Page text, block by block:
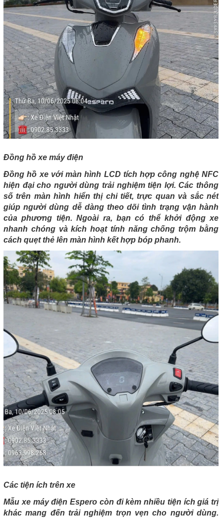
Đồng hồ xe máy điện
Đồng hồ xe với màn hình LCD tích hợp công nghệ NFC
hiện đại cho người dùng trải nghiệm tiện lợi. Các thông
số trên màn hình hiển thị chi tiết, trực quan và sắc nét
giúp người dùng dễ dàng theo dõi tình trạng vận hành
của phương tiện. Ngoài ra, bạn có thể khởi động xe
nhanh chóng và kích hoạt tính năng chống trộm bằng
cách quẹt thẻ lên màn hình kết hợp bóp phanh.
Các tiện ích trên xe
Mẫu xe máy điện Espero còn đi kèm nhiều tiện ích giá trị
khác mang đến trải nghiệm trọn vẹn cho người dùng.